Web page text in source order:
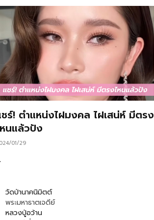
ร์! ตำแหน่งไฝมงคล ไฝเสน่ห์ มีตรง
นแล้วปัง
01/29
วัดป่านาคนิมิตต์
พระมหาธาตเจดีย์
หลวงปู่อว้าน